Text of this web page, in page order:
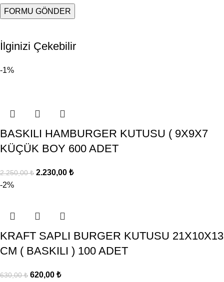
İlginizi Çekebilir
-1%
BASKILI HAMBURGER KUTUSU ( 9X9X7
KÜÇÜK BOY 600 ADET
2.250,00₺ 2.230,00 ₺
-2%
KRAFT SAPLI BURGER KUTUSU 21X10X13
CM ( BASKILI ) 100 ADET
630,00₺ 620,00 ₺